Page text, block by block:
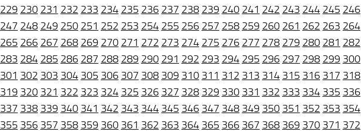
229 230 231 232 233 234 235 236 237 238 239 240 241 242 243 244 245 246
247 248 249 250 251 252 253 254 255 256 257 258 259 260 261 262 263 264
265 266 267 268 269 270 271 272 273 274 275 276 277 278 279 280 281 282
283 284 285 286 287 288 289 290 291 292 293 294 295 296 297 298 299 300
301 302 303 304 305 306 307 308 309 310 311 312 313 314 315 316 317 318
319 320 321 322 323 324 325 326 327 328 329 330 331 332 333 334 335 336
337 338 339 340 341 342 343 344 345 346 347 348 349 350 351 352 353 354
355 356 357 358 359 360 361 362 363 364 365 366 367 368 369 370 371 372